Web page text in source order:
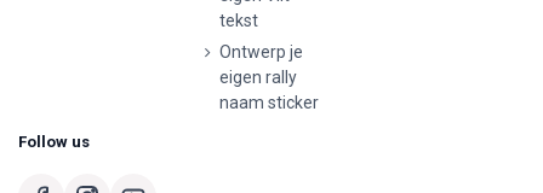
tekst
Ontwerp je
eigen rally
naam sticker
Follow us